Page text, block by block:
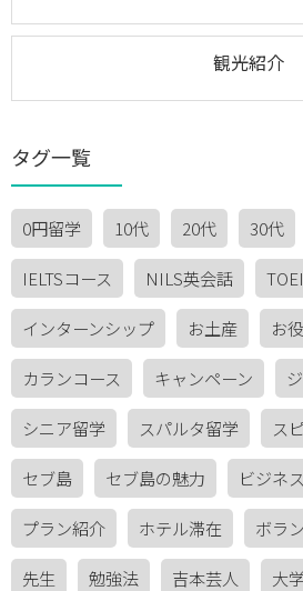
観光紹介
タグ一覧
0円留学 10代 20代 30代
IELTSコース NILS英会話
インターンシップ お土産 お
カランコース キャンペーン
シニア留学 スパルタ留学 ス
セブ島 セブ島の魅力 ビジネ
プラン紹介 ホテル滞在 ボラ
先生 勉強法 吉本芸人 大